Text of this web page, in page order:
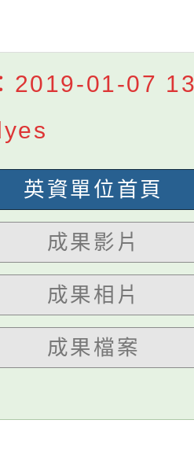
2019-01-07
英資單位首頁
成果影片
成果相片
成果檔案